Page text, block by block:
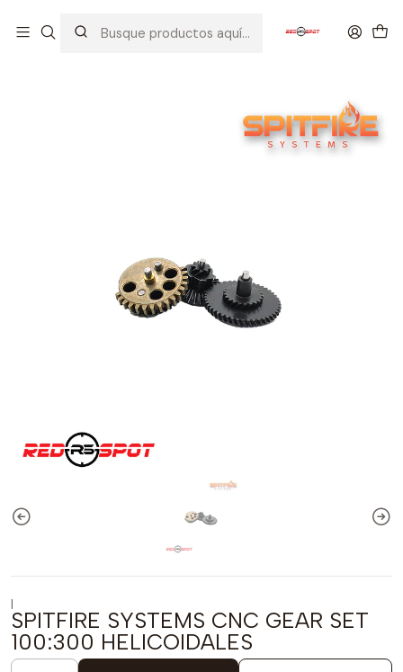
ENGRANAJES / ANTIREVERSALS / SHIMMING / BEARING
SPITFIRE SYSTEMS CNC GEAR SET 100:300 HELICOIDALES
|
SPITFIRE SYSTEMS CNC GEAR SET
100:300 HELICOIDALES